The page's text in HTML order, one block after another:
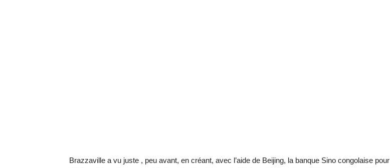
Brazzaville a vu juste , peu avant, en créant, avec l’aide de Beijing, la banque Sino congolaise pour